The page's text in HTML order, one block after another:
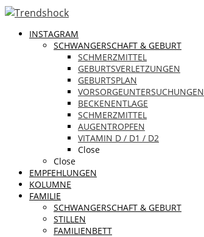
INSTAGRAM
SCHWANGERSCHAFT & GEBURT
SCHMERZMITTEL
GEBURTSVERLETZUNGEN
GEBURTSPLAN
VORSORGEUNTERSUCHUNGEN
BECKENENTLAGE
SCHMERZMITTEL
AUGENTROPFEN
VITAMIN D / D1 / D2
Close
Close
EMPFEHLUNGEN
KOLUMNE
FAMILIE
SCHWANGERSCHAFT & GEBURT
STILLEN
FAMILIENBETT